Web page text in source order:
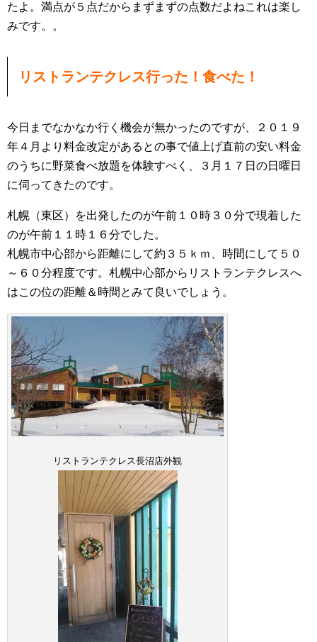
たよ。満点が５点だからまずまずの点数だよねこれは楽し
みです。。
リストランテクレス行った！食べた！
今日までなかなか行く機会が無かったのですが、２０１９
年４月より料金改定があるとの事で値上げ直前の安い料金
のうちに野菜食べ放題を体験すべく、３月１７日の日曜日
に伺ってきたのです。
札幌（東区）を出発したのが午前１０時３０分で現着した
のが午前１１時１６分でした。
札幌市中心部から距離にして約３５ｋｍ、時間にして５０
～６０分程度です。札幌中心部からリストランテクレスへ
はこの位の距離＆時間とみて良いでしょう。
リストランテクレス長沼店外観